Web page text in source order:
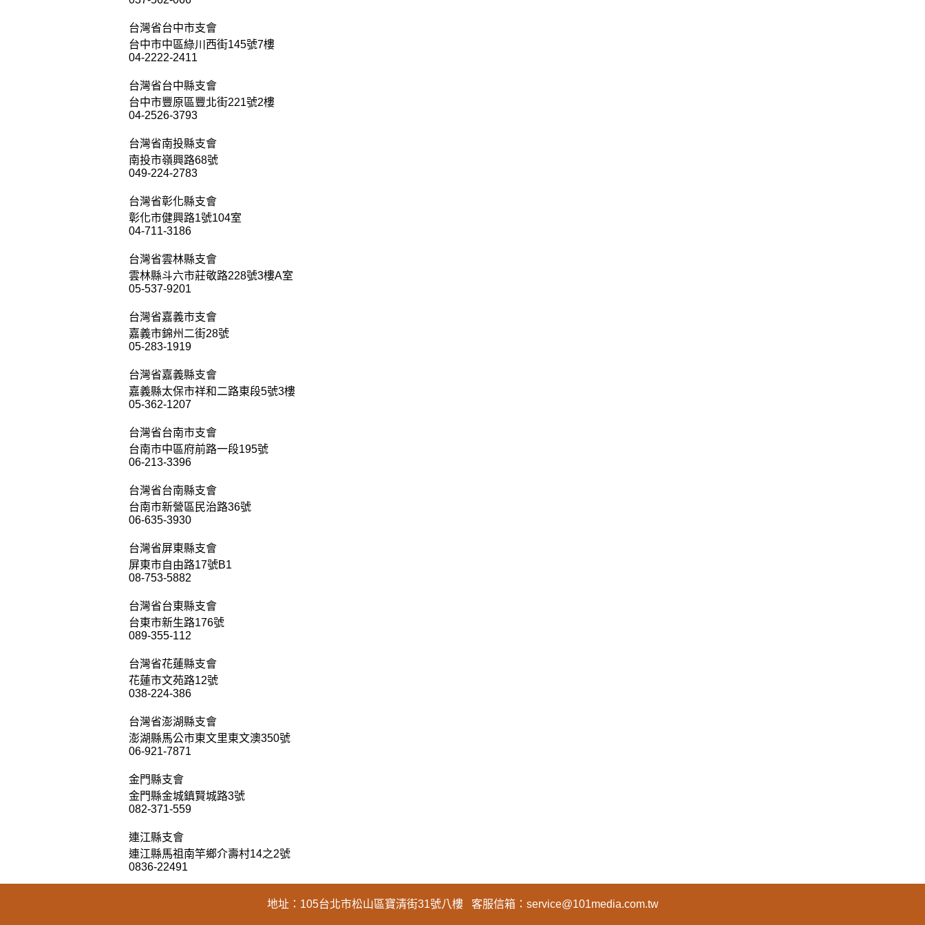
台灣省台中市支會
台中市中區綠川西街145號7樓
04-2222-2411
台灣省台中縣支會
台中市豐原區豐北街221號2樓
04-2526-3793
台灣省南投縣支會
南投市嶺興路68號
049-224-2783
台灣省彰化縣支會
彰化市健興路1號104室
04-711-3186
台灣省雲林縣支會
雲林縣斗六市莊敬路228號3樓A室
05-537-9201
台灣省嘉義市支會
嘉義市錦州二街28號
05-283-1919
台灣省嘉義縣支會
嘉義縣太保市祥和二路東段5號3樓
05-362-1207
台灣省台南市支會
台南市中區府前路一段195號
06-213-3396
台灣省台南縣支會
台南市新營區民治路36號
06-635-3930
台灣省屏東縣支會
屏東市自由路17號B1
08-753-5882
台灣省台東縣支會
台東市新生路176號
089-355-112
台灣省花蓮縣支會
花蓮市文苑路12號
038-224-386
台灣省澎湖縣支會
澎湖縣馬公市東文里東文澳350號
06-921-7871
金門縣支會
金門縣金城鎮賢城路3號
082-371-559
連江縣支會
連江縣馬祖南竿鄉介壽村14之2號
0836-22491
地址：105台北市松山區寶清街31號八樓 客服信箱： service@101media.com.tw